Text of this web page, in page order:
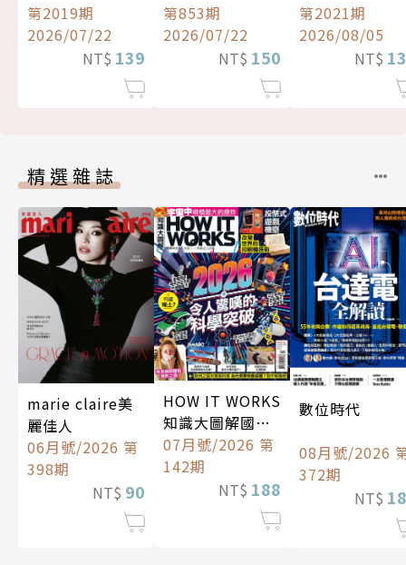
第2019期
2026/07/22
NT$ 139
第853期
2026/07/22
NT$ 150
第2021期
2026/08/05
NT$
精選雜誌
marie claire美
麗佳人
06月號/2026 第
398期
NT$ 90
HOW IT WORKS
知識大圖解國際
中文版
07月號/2026 第
142期
NT$ 188
數位時代
08月號/2026
372期
NT$